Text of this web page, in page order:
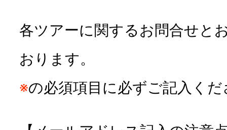
各ツアーに関するお問合せと
おります。
※の必須項目に必ずご記入く